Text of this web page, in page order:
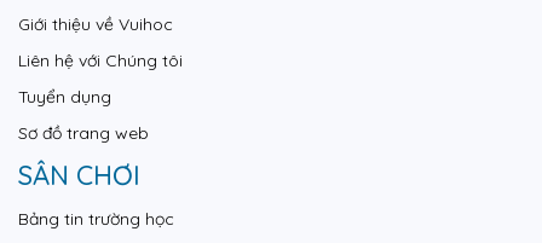
Giới thiệu về Vuihoc
Liên hệ với Chúng tôi
Tuyển dụng
Sơ đồ trang web
SÂN CHƠI
Bảng tin trường học